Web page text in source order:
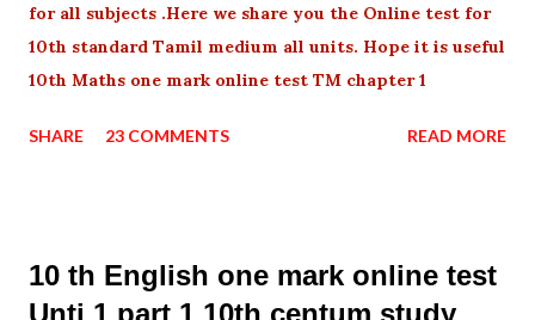
for all subjects .Here we share you the Online test for
10th standard Tamil medium all units. Hope it is useful
10th Maths one mark online test TM chapter 1
SHARE 23 COMMENTS READ MORE
10 th English one mark online test
Unti 1 part 1 10th centum study